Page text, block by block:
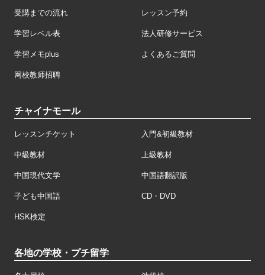
受講までの流れ レッスン予約
学習レベル表 法人研修サービス
学習メモplus よくあるご質問
网校教师招聘
チャイナモール
レッスンチケット 入門&初級教材
中級教材 上級教材
中国現代文学 中国語翻訳版
子ども中国語 CD・DVD
HSK検定
各地の学校・プチ留学